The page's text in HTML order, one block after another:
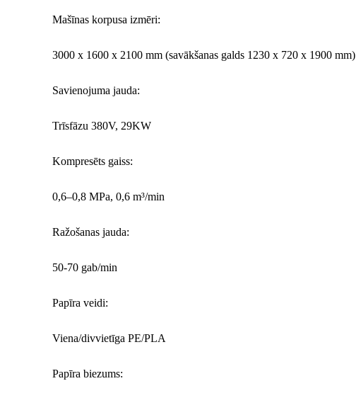
Mašīnas korpusa izmēri:
3000 x 1600 x 2100 mm (savākšanas galds 1230 x 720 x 1900 mm)
Savienojuma jauda:
Trīsfāzu 380V, 29KW
Kompresēts gaiss:
0,6–0,8 MPa, 0,6 m³/min
Ražošanas jauda:
50-70 gab/min
Papīra veidi:
Viena/divvietīga PE/PLA
Papīra biezums: